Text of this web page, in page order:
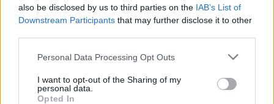
also be disclosed by us to third parties on the IAB’s List of
Downstream Participants that may further disclose it to other
Personal Data Processing Opt Outs
I want to opt-out of the Sharing of my
personal data.
Opted In
Failed to fetch
Prihajajoči dogodki
AVG
6
Srečanje članov Gobarskega društva Marauh
Velenje
18:00